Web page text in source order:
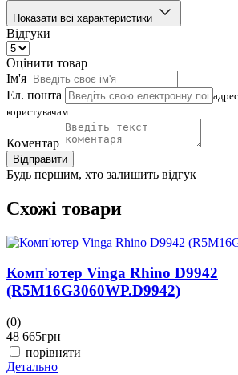
Показати всі характеристики
Відгуки
Оцінити товар
Ім'я
Ел. пошта
користувачам
Коментар
Відправити
Будь першим, хто залишить відгук
Схожі товари
Комп'ютер Vinga Rhino D9942
(R5M16G3060WP.D9942)
(0)
48 665грн
порівняти
Детально